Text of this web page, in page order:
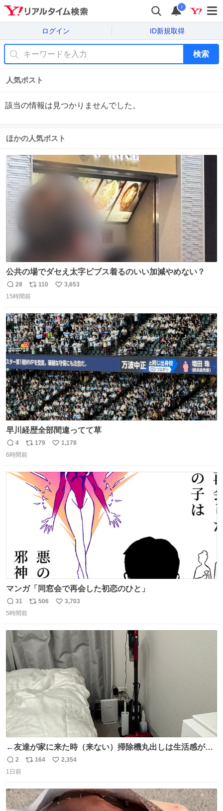
i
ログイン ID新規取得
検索
人気ポスト
該当の情報は見つかりませんでした。
ほかの人気ポスト
公共の場でダセえ太字ビブス着るのいい加減やめない？
返
信
28
リ
ポ
ト
数
110
い
数
3,653
15時間前
早川経歴全部間違ってて草
返
信
4
リ
ポ
ト
数
179
い
数
1,178
6時間前
マンガ「同窓会で再会した初恋のひと」
返
信
31
リ
ト
506
い
数
3,703
5時間前
←友達が家に来た時（来ない）掃除機丸出しは生活感が出
てかっこ悪いなぁ →せや
返
信
2
リ
ト
数
164
い
数
2,354
1日前